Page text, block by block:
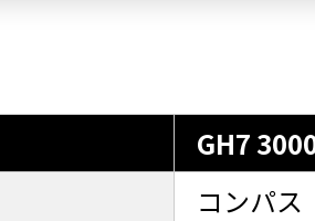
GH7
コンパス